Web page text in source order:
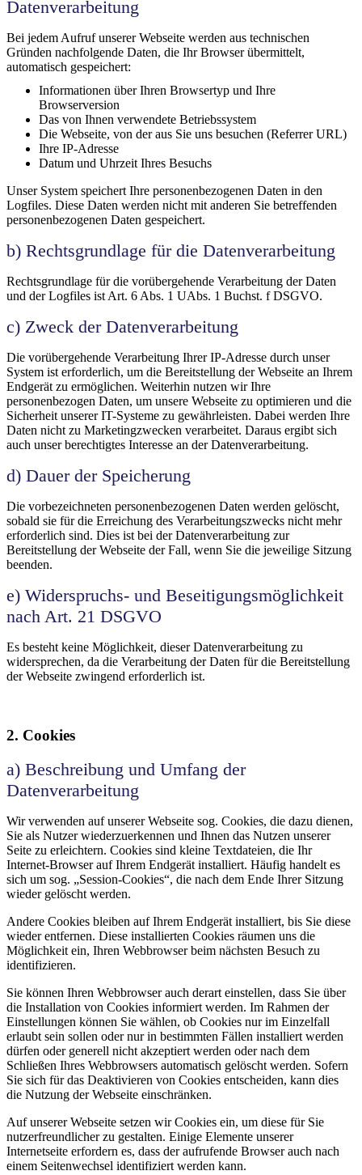
Datenverarbeitung
Bei jedem Aufruf unserer Webseite werden aus technischen
Gründen nachfolgende Daten, die Ihr Browser übermittelt,
automatisch gespeichert:
Informationen über Ihren Browsertyp und Ihre
Browserversion
Das von Ihnen verwendete Betriebssystem
Die Webseite, von der aus Sie uns besuchen (Referrer URL)
Ihre IP-Adresse
Datum und Uhrzeit Ihres Besuchs
Unser System speichert Ihre personenbezogenen Daten in den
Logfiles. Diese Daten werden nicht mit anderen Sie betreffenden
personenbezogenen Daten gespeichert.
b) Rechtsgrundlage für die Datenverarbeitung
Rechtsgrundlage für die vorübergehende Verarbeitung der Daten
und der Logfiles ist Art. 6 Abs. 1 UAbs. 1 Buchst. f DSGVO.
c) Zweck der Datenverarbeitung
Die vorübergehende Verarbeitung Ihrer IP-Adresse durch unser
System ist erforderlich, um die Bereitstellung der Webseite an Ihrem
Endgerät zu ermöglichen. Weiterhin nutzen wir Ihre
personenbezogen Daten, um unsere Webseite zu optimieren und die
Sicherheit unserer IT-Systeme zu gewährleisten. Dabei werden Ihre
Daten nicht zu Marketingzwecken verarbeitet. Daraus ergibt sich
auch unser berechtigtes Interesse an der Datenverarbeitung.
d) Dauer der Speicherung
Die vorbezeichneten personenbezogenen Daten werden gelöscht,
sobald sie für die Erreichung des Verarbeitungszwecks nicht mehr
erforderlich sind. Dies ist bei der Datenverarbeitung zur
Bereitstellung der Webseite der Fall, wenn Sie die jeweilige Sitzung
beenden.
e) Widerspruchs- und Beseitigungsmöglichkeit
nach Art. 21 DSGVO
Es besteht keine Möglichkeit, dieser Datenverarbeitung zu
widersprechen, da die Verarbeitung der Daten für die Bereitstellung
der Webseite zwingend erforderlich ist.
2. Cookies
a) Beschreibung und Umfang der
Datenverarbeitung
Wir verwenden auf unserer Webseite sog. Cookies, die dazu dienen,
Sie als Nutzer wiederzuerkennen und Ihnen das Nutzen unserer
Seite zu erleichtern. Cookies sind kleine Textdateien, die Ihr
Internet-Browser auf Ihrem Endgerät installiert. Häufig handelt es
sich um sog. „Session-Cookies“, die nach dem Ende Ihrer Sitzung
wieder gelöscht werden.
Andere Cookies bleiben auf Ihrem Endgerät installiert, bis Sie diese
wieder entfernen. Diese installierten Cookies räumen uns die
Möglichkeit ein, Ihren Webbrowser beim nächsten Besuch zu
identifizieren.
Sie können Ihren Webbrowser auch derart einstellen, dass Sie über
die Installation von Cookies informiert werden. Im Rahmen der
Einstellungen können Sie wählen, ob Cookies nur im Einzelfall
erlaubt sein sollen oder nur in bestimmten Fällen installiert werden
dürfen oder generell nicht akzeptiert werden oder nach dem
Schließen Ihres Webbrowsers automatisch gelöscht werden. Sofern
Sie sich für das Deaktivieren von Cookies entscheiden, kann dies
die Nutzung der Webseite einschränken.
Auf unserer Webseite setzen wir Cookies ein, um diese für Sie
nutzerfreundlicher zu gestalten. Einige Elemente unserer
Internetseite erfordern es, dass der aufrufende Browser auch nach
einem Seitenwechsel identifiziert werden kann.